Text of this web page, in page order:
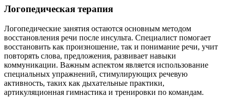
Логопедическая терапия
Логопедические занятия остаются основным методом
восстановления речи после инсульта. Специалист помогает
восстановить как произношение, так и понимание речи, учит
повторять слова, предложения, развивает навыки
коммуникации. Важным аспектом является использование
специальных упражнений, стимулирующих речевую
активность, таких как дыхательные практики,
артикуляционная гимнастика и тренировки по командам.